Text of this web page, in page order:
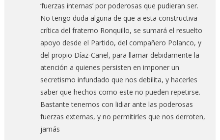
‘fuerzas internas’ por poderosas que pudieran ser.
No tengo duda alguna de que a esta constructiva
crítica del fraterno Ronquillo, se sumará el resuelto
apoyo desde el Partido, del compañero Polanco, y
del propio Díaz-Canel, para llamar debidamente la
atención a quienes persisten en imponer un
secretismo infundado que nos debilita, y hacerles
saber que hechos como este no pueden repetirse.
Bastante tenemos con lidiar ante las poderosas
fuerzas externas, y no permitirles que nos derroten,
jamás